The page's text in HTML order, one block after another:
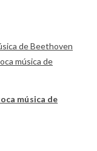
música de